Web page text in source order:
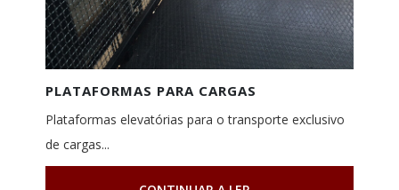
PLATAFORMAS PARA CARGAS
Plataformas elevatórias para o transporte exclusivo
de cargas...